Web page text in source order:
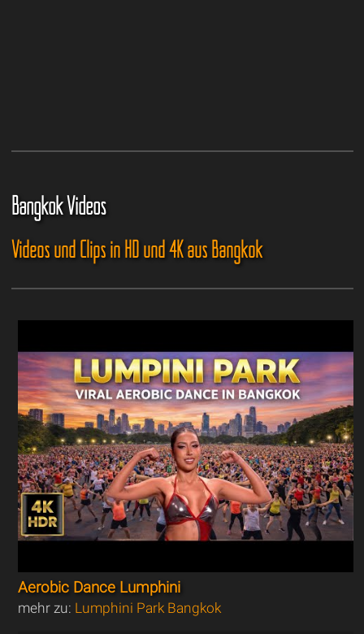
Bangkok Videos
Videos und Clips in HD und 4K aus Bangkok
Aerobic Dance Lumphini
mehr zu: Lumphini Park Bangkok